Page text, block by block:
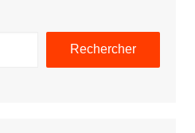
Rechercher